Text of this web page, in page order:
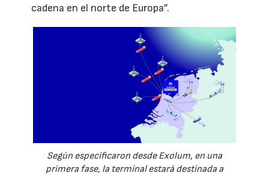
cadena en el norte de Europa”.
Según especificaron desde Exolum, en una
primera fase, la terminal estará destinada a